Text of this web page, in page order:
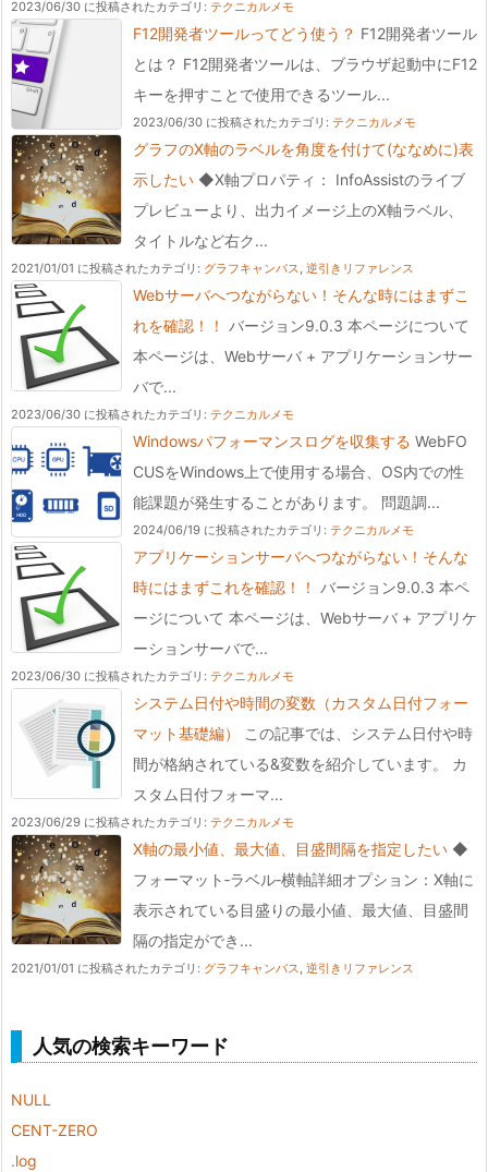
2023/06/30 に投稿されたカテゴリ: テクニカルメモ
F12開発者ツールってどう使う？ F12開発者ツール
とは？ F12開発者ツールは、ブラウザ起動中にF12
キーを押すことで使用できるツール...
2023/06/30 に投稿されたカテゴリ: テクニカルメモ
グラフのX軸のラベルを角度を付けて(ななめに)表
示したい ◆X軸プロパティ： InfoAssistのライブ
プレビューより、出力イメージ上のX軸ラベル、
タイトルなど右ク...
2021/01/01 に投稿されたカテゴリ: グラフキャンバス, 逆引きリファレンス
Webサーバへつながらない！そんな時にはまずこ
れを確認！！ バージョン9.0.3 本ページについて
本ページは、Webサーバ + アプリケーションサー
バで...
2023/06/30 に投稿されたカテゴリ: テクニカルメモ
Windowsパフォーマンスログを収集する WebFO
CUSをWindows上で使用する場合、OS内での性
能課題が発生することがあります。 問題調...
2024/06/19 に投稿されたカテゴリ: テクニカルメモ
アプリケーションサーバへつながらない！そんな
時にはまずこれを確認！！ バージョン9.0.3 本ペ
ージについて 本ページは、Webサーバ + アプリケ
ーションサーバで...
2023/06/30 に投稿されたカテゴリ: テクニカルメモ
システム日付や時間の変数（カスタム日付フォー
マット基礎編）
この記事では、システム日付や時
間が格納されている&変数を紹介しています。 カ
スタム日付フォーマ...
2023/06/29 に投稿されたカテゴリ: テクニカルメモ
X軸の最小値、最大値、目盛間隔を指定したい ◆
フォーマット‐ラベル‐横軸詳細オプション：X軸に
表示されている目盛りの最小値、最大値、目盛間
隔の指定ができ...
2021/01/01 に投稿されたカテゴリ: グラフキャンバス, 逆引きリファレンス
人気の検索キーワード
NULL
CENT-ZERO
.log